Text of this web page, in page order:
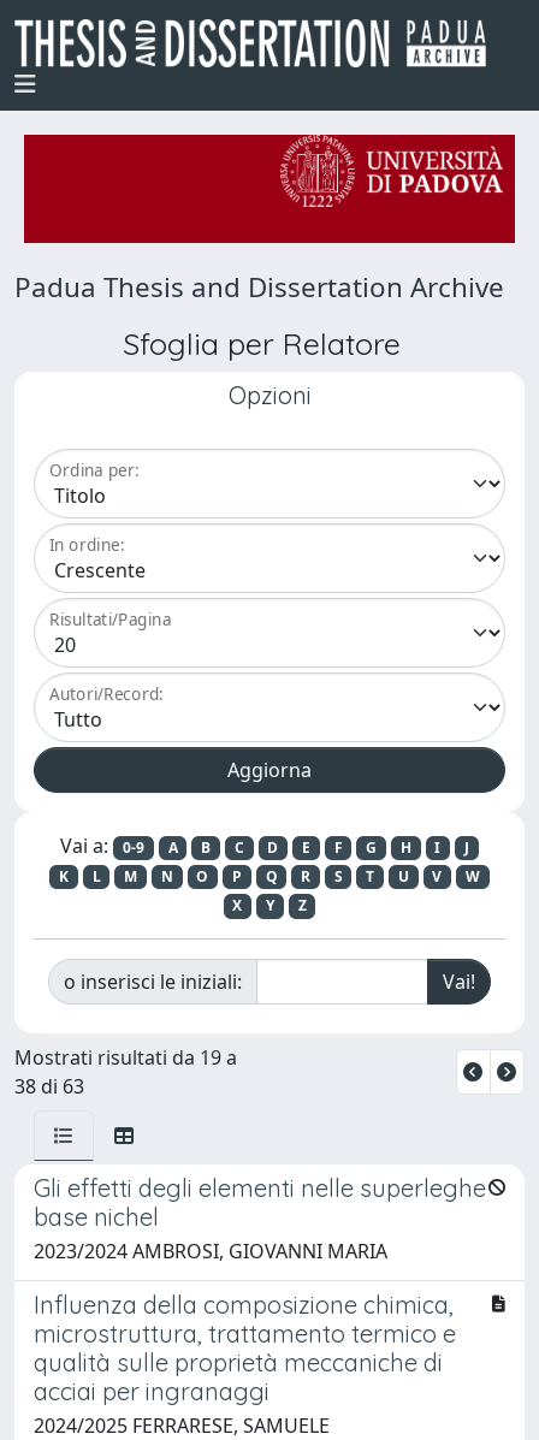
Padua Thesis and Dissertation Archive
Sfoglia per Relatore
Opzioni
Ordina per:
In ordine:
Risultati/Pagina
Autori/Record:
Vai a: 0-9 A B C D E F G H I
J
K
L M N O P Q R S T U V
W
X
Y Z
o inserisci le iniziali:
Mostrati risultati da 19 a
38 di 63
Gli effetti degli elementi nelle superleghe
base nichel
2023/2024 AMBROSI, GIOVANNI MARIA
Influenza della composizione chimica,
microstruttura, trattamento termico e
qualità sulle proprietà meccaniche di
acciai per ingranaggi
2024/2025 FERRARESE, SAMUELE